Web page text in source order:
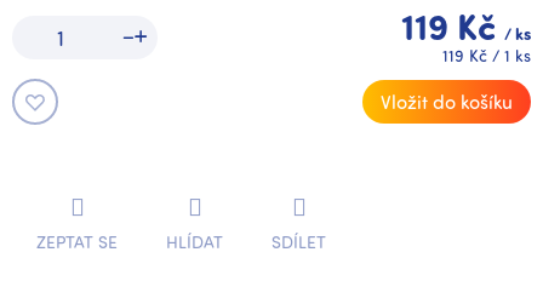
119 Kč / ks
Měrná
cena:
119 Kč / 1 ks
Vložit do košíku
ZEPTAT SE HLÍDAT SDÍLET